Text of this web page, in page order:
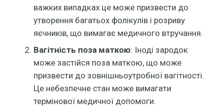
важких випадках це може призвести до
утворення багатьох фолікулів і розриву
яєчників, що вимагає медичного втручання.
Вагітність поза маткою: Іноді зародок
може застійся поза маткою, що може
призвести до зовнішньоутробної вагітності.
Це небезпечне стан може вимагати
термінової медичної допомоги.